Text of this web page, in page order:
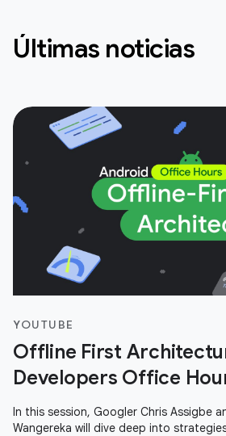
Últimas noticias
YOUTUBE
Offline First
Developers Office
In this session, Googler Chris Assigbe
Wangereka will dive deep into